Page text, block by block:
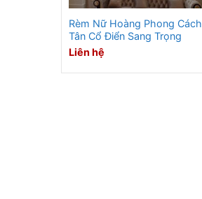
Rèm Nữ Hoàng Phong Cách
Tân Cổ Điển Sang Trọng
Liên hệ